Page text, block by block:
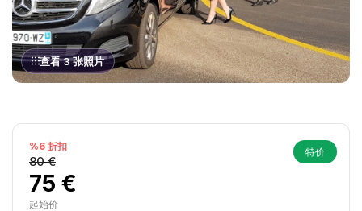
查看 3 张照片
特价
%6 折扣
80 €
75 €
起始价